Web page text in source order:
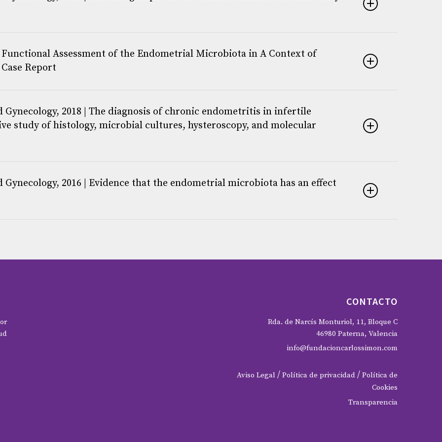
222, pp.296-305. ISSN 0002-9378.
Functional Assessment of the Endometrial Microbiota in A Context of
Report
2018 | The diagnosis of chronic endometritis in infertile
study of histology, microbial cultures, hysteroscopy, and molecular
Elsevier. 33-4, pp.745-756. ISSN 0002-9378.
2016 | Evidence that the endometrial microbiota has an effect
CONTACTO
Rda. de Narcís Monturiol, 11, Bloque C
46980 Paterna, Valencia
info@fundacioncarlossimon.com
Aviso Legal/ Política de privacidad/ Política de
Cookies
Transparencia